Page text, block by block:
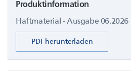
Produktinformation
Haftmaterial - Ausgabe 06.2026
PDF herunterladen